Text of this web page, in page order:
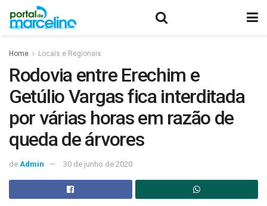
Home Locais e Regionais
Rodovia entre Erechim e
Getúlio Vargas fica interditada
por várias horas em razão de
queda de árvores
de Admin 30 de junho de 2020